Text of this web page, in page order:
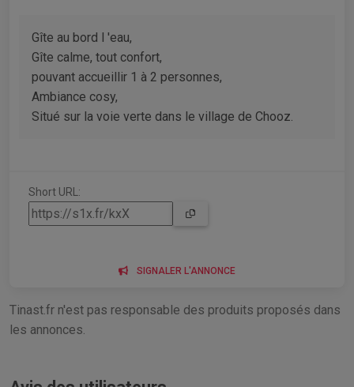
Gîte au bord l 'eau,
Gîte calme, tout confort,
pouvant accueillir 1 à 2 personnes,
Ambiance cosy,
Situé sur la voie verte dans le village de Chooz.
Short URL:
SIGNALER L'ANNONCE
Tinast.fr n'est pas responsable des produits proposés dans
les annonces.